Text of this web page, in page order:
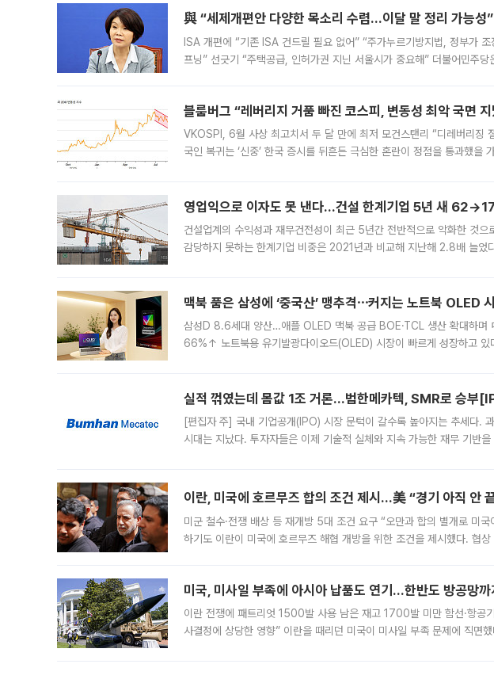
與 “세제개편안 다양한 목소리 수렴…이달 말 정리 가능성”
ISA 개편에 “기존 ISA 건드릴 필요 없어” “주가누르기방지법, 정부가 조
프닝” 선긋기 “주택공급, 인허가권 지닌 서울시가 중요해” 더불어민주
블룸버그 “레버리지 거품 빠진 코스피, 변동성 최악 국면
VKOSPI, 6월 사상 최고치서 두 달 만에 최저 모건스탠리 “디레버리징
국인 복귀는 ‘신중’ 한국 증시를 뒤흔든 극심한 혼란이 정점을 통과했을
영업익으로 이자도 못 낸다…건설 한계기업 5년 새
건설업계의 수익성과 재무건전성이 최근 5년간 전반적으로 악화한 것
감당하지 못하는 한계기업 비중은 2021년과 비교해 지난해 2.8배 늘었
맥북 품은 삼성에 ‘중국산’ 맹추격⋯커지는 노트북 OLED
삼성D 8.6세대 양산…애플 OLED 맥북 공급 BOE·TCL 생산 확대하며
66%↑ 노트북용 유기발광다이오드(OLED) 시장이 빠르게 성장하고 있
실적 꺾였는데 몸값 1조 거론…범한메카텍, SMR로 승부
[편집자 주] 국내 기업공개(IPO) 시장 문턱이 갈수록 높아지는 추세다.
시대는 지났다. 투자자들은 이제 기술적 실체와 지속 가능한 재무 기반
이란, 미국에 호르무즈 합의 조건 제시…美 “경기 아직 안
미군 철수·전쟁 배상 등 재개방 5대 조건 요구 “오만과 합의 별개로 미
하기도 이란이 미국에 호르무즈 해협 개방을 위한 조건을 제시했다. 협
미국, 미사일 부족에 아시아 납품도 연기…한반도 방공망까
이란 전쟁에 패트리엇 1500발 사용 남은 재고 1700발 미만 함선·항공
사결정에 상당한 영향” 이란을 때리던 미국이 미사일 부족 문제에 직면